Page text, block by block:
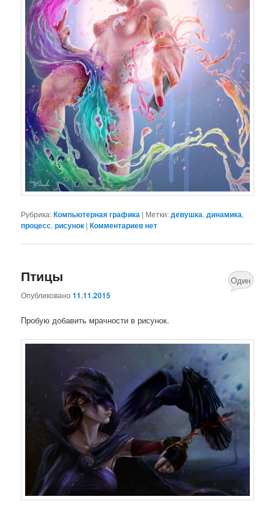
Рубрика:Компьютерная графика | Метки:девушка,динамика,
процесс,рисунок |Комментариев нет
Птицы
Опубликовано11.11.2015
Один
Пробую добавить мрачности в рисунок.